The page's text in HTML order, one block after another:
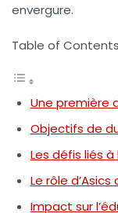
envergure.
Table of Contents
Une première
Objectifs de
Les défis liés
Le rôle
Impact sur